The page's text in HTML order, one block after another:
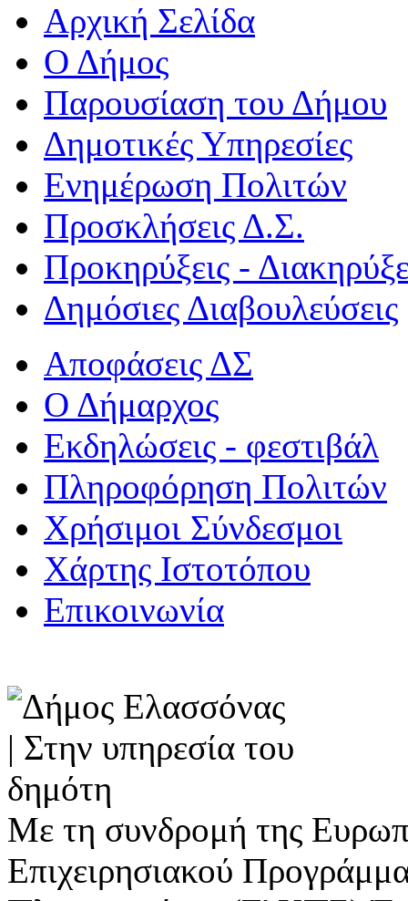
Αρχική Σελίδα
Ο Δήμος
Παρουσίαση του Δήμου
Δημοτικές Υπηρεσίες
Ενημέρωση Πολιτών
Προσκλήσεις Δ.Σ.
Προκηρύξεις -
Δημόσιες Διαβουλεύσεις
Αποφάσεις ΔΣ
Ο Δήμαρχος
Εκδηλώσεις - φεστιβάλ
Πληροφόρηση Πολιτών
Χρήσιμοι Σύνδεσμοι
Χάρτης Ιστοτόπου
Επικοινωνία
Με τη συνδρομή της
Επιχειρησιακού